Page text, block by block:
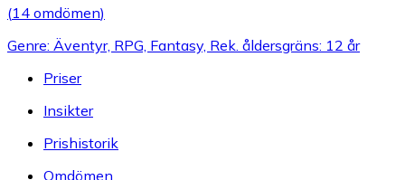
(14 omdömen)
Genre: Äventyr, RPG, Fantasy, Rek. åldersgräns: 12 år
Priser
Insikter
Prishistorik
Omdömen